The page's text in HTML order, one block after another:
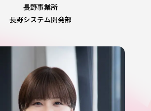
長野事業所
長野システム開発部